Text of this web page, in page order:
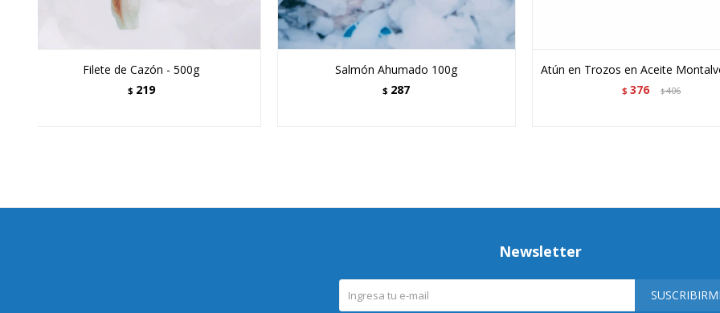
Filete de Cazón - 500g
$ 219
Salmón Ahumado 100g
$ 287
Atún en Trozos en Aceite
$ 376 $406
Newsletter